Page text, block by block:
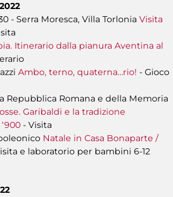
- Serra Moresca, Villa Torlonia Visita
Itinerario dalla pianura Aventina al
Ambo, terno, quaterna…rio! - Gioco
Repubblica Romana e della Memoria
Garibaldi e la tradizione
- Visita
Natale in Casa Bonaparte /
e laboratorio per bambini 6-12